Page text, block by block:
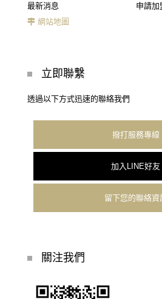
最新消息
申請加
網站地圖
立即聯繫
透過以下方式迅速的聯絡我們
撥打服務專線
加入LINE好友
留下您的聯絡資
關注我們